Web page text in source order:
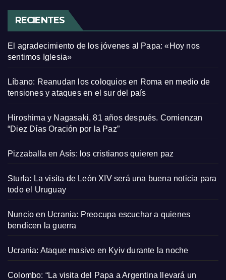
RECIENTES
El agradecimiento de los jóvenes al Papa: «Hoy nos
sentimos Iglesia»
Líbano: Reanudan los coloquios en Roma en medio de
tensiones y ataques en el sur del país
Hiroshima y Nagasaki, 81 años después. Comienzan
“Diez Días Oración por la Paz”
Pizzaballa en Asís: los cristianos quieren paz
Sturla: La visita de León XIV será una buena noticia para
todo el Uruguay
Nuncio en Ucrania: Preocupa escuchar a quienes
bendicen la guerra
Ucrania: Ataque masivo en Kyiv durante la noche
Colombo: “La visita del Papa a Argentina llevará un